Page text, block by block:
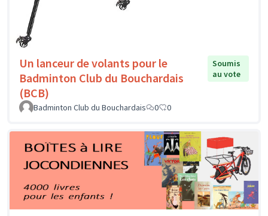
Un lanceur de volants pour le
Badminton Club du Bouchardais
(BCB)
Soumis
au vote
Badminton Club du Bouchardais 0 0